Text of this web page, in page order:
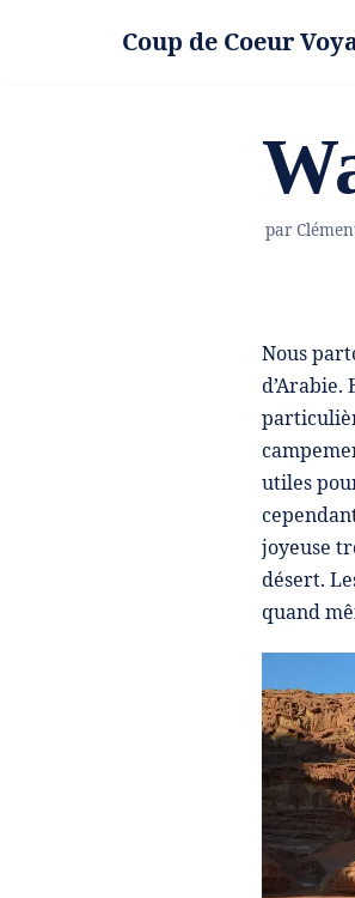
Coup de Coeur
par
Nous
d’Arabie.
utiles
joyeuse
désert.
quand